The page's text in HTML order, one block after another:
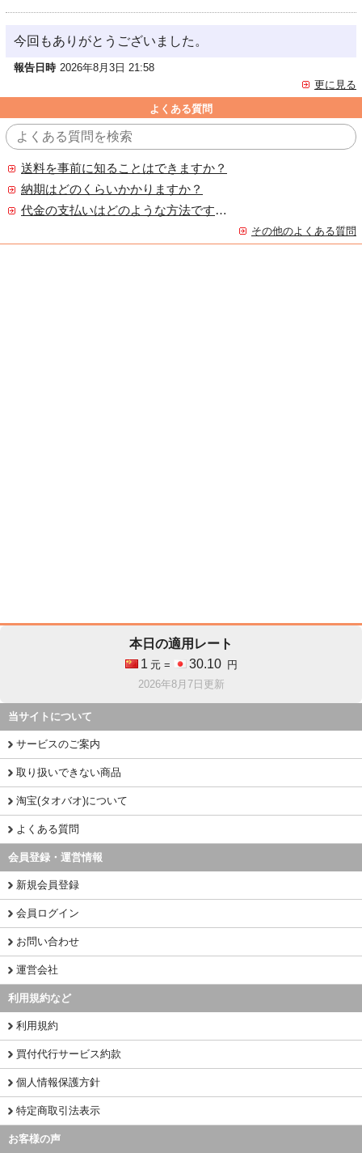
今回もありがとうございました。
報告日時 2026年8月3日 21:58
更に見る
よくある質問
送料を事前に知ることはできますか？
納期はどのくらいかかりますか？
代金の支払いはどのような方法ですか？
その他のよくある質問
本日の適用レート
1 元 = 30.10
円
2026年8月7日更新
当サイトについて
サービスのご案内
取り扱いできない商品
淘宝(タオバオ)について
よくある質問
会員登録・運営情報
新規会員登録
会員ログイン
お問い合わせ
運営会社
利用規約など
利用規約
買付代行サービス約款
個人情報保護方針
特定商取引法表示
お客様の声